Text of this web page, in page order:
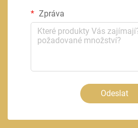
Zpráva
Odeslat